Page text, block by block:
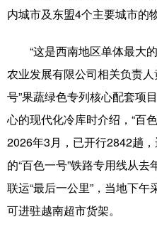
内城市及东盟4个主要城市的
“这是西南地区单体最大的
农业发展有限公司相关负责
号”果蔬绿色专列核心配套
心的现代化冷库时介绍，“百
2026年3月，已开行2842趟
的“百色一号”铁路专用线从
联运“最后一公里”，当地下
可进驻越南超市货架。